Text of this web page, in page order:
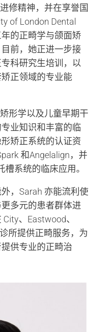
修精神，并在享誉国
of London Dental
的正畸学与颌面矫
前，她正进一步接
科研究生培训，以
正领域的专业能
形学以及儿童早期干
业知识和丰富的临
矫正系统的认证资
和Angelalign，并
系统的临床应用。
，Sarah 亦能流利使
多元的患者群体进
、Eastwood、
所提供正畸服务，为
供专业的正畸治